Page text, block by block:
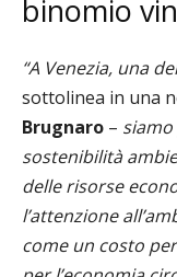
binomio
“A Venezia, una
sottolinea in una
Brugnaro –
sostenibilità
delle risorse
l’attenzione
come un costo